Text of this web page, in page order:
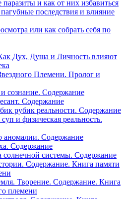
паразиты и как от них избавиться
последствия и влияние
или как собрать себя по
Дух, Душа и Личность влияют
Племени. Пролог и
сознание. Содержание
Содержание
рубик реальности. Содержание
и физическая реальность.
аномалии. Содержание
Содержание
солнечной системы. Содержание
Содержание. Книга памяти
Творение. Содержание. Книга
племени